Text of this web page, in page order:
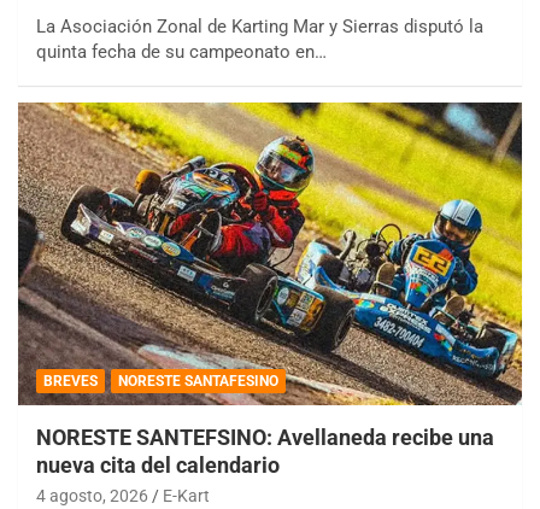
La Asociación Zonal de Karting Mar y Sierras disputó la
quinta fecha de su campeonato en…
BREVES NORESTE SANTAFESINO
NORESTE SANTEFSINO: Avellaneda recibe una
nueva cita del calendario
4 agosto, 2026 E-Kart